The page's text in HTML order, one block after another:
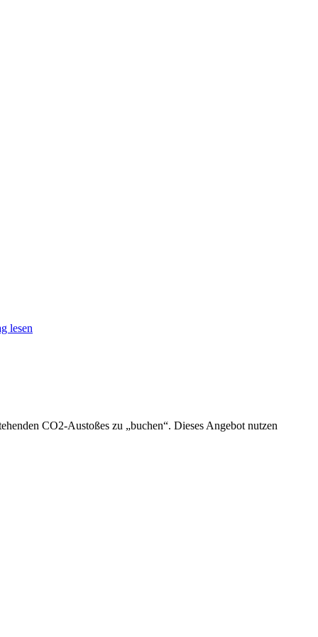
lesen
CO2-Austoßes zu „buchen“. Dieses Angebot nutzen